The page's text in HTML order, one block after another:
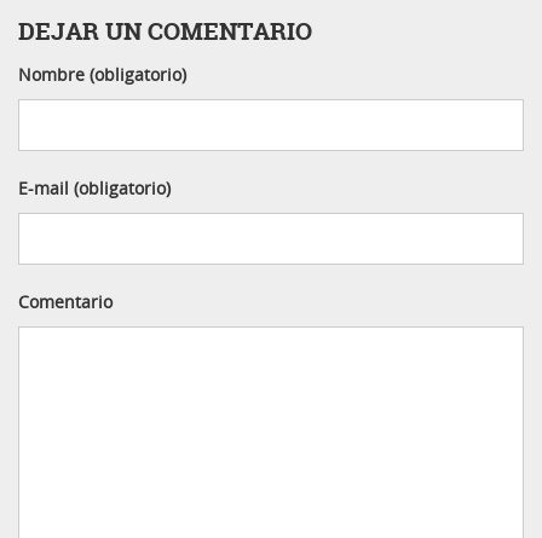
DEJAR UN COMENTARIO
Nombre (obligatorio)
E-mail (obligatorio)
Comentario